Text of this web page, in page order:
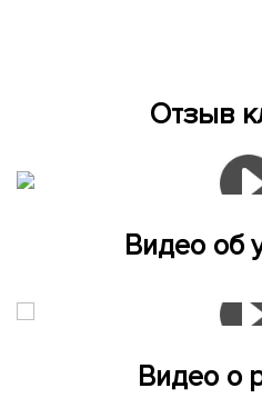
Отзыв
Видео об
Видео о